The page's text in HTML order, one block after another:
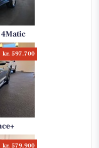
4Matic
kr. 597.700
kr. 579.900